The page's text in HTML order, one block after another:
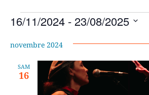
Évènements
16/11/2024 - 23/08/2025
une
novembre 2024
SAM
16